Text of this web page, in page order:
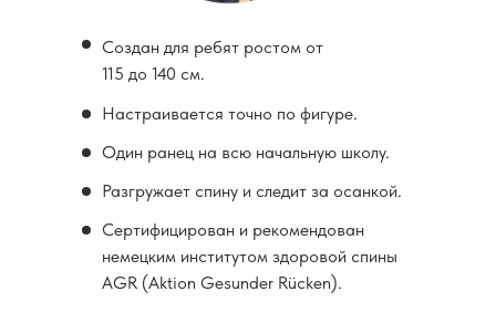
Создан для ребят ростом от
115 до 140 см.
Настраивается точно по фигуре.
Разгружает спину и следит за осанкой.
Сертифицирован и рекомендован
немецким институтом здоровой спины
AGR (Aktion Gesunder Rücken).
Один ранец на всю начальную школу.